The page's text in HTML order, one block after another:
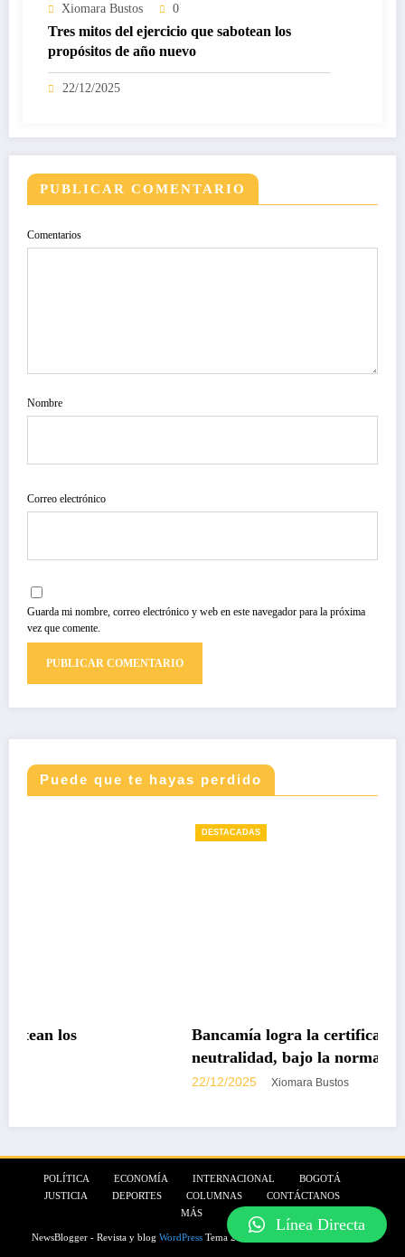
Xiomara Bustos 0
Tres mitos del ejercicio que sabotean los
propósitos de año nuevo
22/12/2025
PUBLICAR COMENTARIO
Comentarios
Nombre
Correo electrónico
Guarda mi nombre, correo electrónico y web en este navegador para la próxima
vez que comente.
Puede que te hayas perdido
Bancamía logra la certificación carbono
neutralidad, bajo la norma internacional ISO
Xiomara Bustos
POLÍTICA ECONOMÍA INTERNACIONAL
BOGOTÁ
JUSTICIA
DEPORTES COLUMNAS
CONTÁCTANOS
MÁS
NewsBlogger - Revista y blog WordPressTema 2026 | Funciona con
Línea Directa